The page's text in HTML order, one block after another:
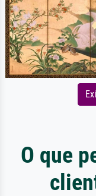
O que